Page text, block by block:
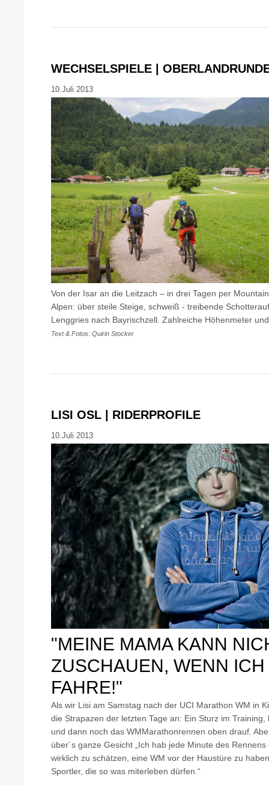
WECHSELSPIELE |
10.Juli 2013
Von der Isar an die Leitzach – in drei Tagen per
Alpen: über steile Steige, schweiß - treibende
Lenggries nach Bayrischzell. Zahlreiche Höhenmeter
Text & Fotos: Quirin Stocker
LISI OSL | RIDERPROFILE
10.Juli 2013
"MEINE MAMA KANN
ZUSCHAUEN, WENN
FAHRE!"
Als wir Lisi am Samstag nach der UCI Marathon WM in
die Strapazen der letzten Tage an: Ein Sturz im
und dann noch das WMMarathonrennen oben drauf.
über´s ganze Gesicht „Ich hab jede Minute des
wirklich zu schätzen, eine WM vor der Haustüre zu
Sportler, die so was miterleben dürfen.“